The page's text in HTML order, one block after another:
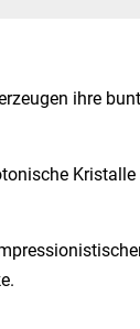
ihre
Kristalle